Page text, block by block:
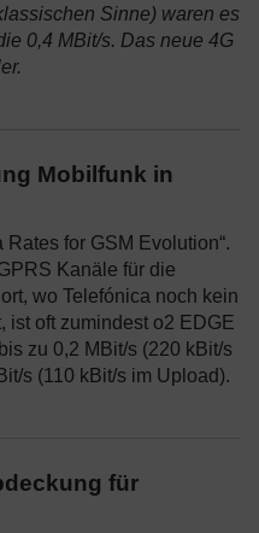
Sinne) waren es
0,4 MBit/s. Das neue 4G
Mobilfunk in
Rates for GSM Evolution“.
Kanäle für die
wo Telefónica noch kein
ist oft zumindest o2 EDGE
zu 0,2 MBit/s (220 kBit/s
s (110 kBit/s im Upload).
für